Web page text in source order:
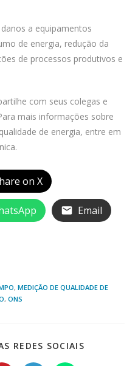
a equipamentos
de energia, redução da
de processos produtivos e
com seus colegas e
mais informações sobre
de energia, entre em
on X
Email
, MEDIÇÃO DE QUALIDADE DE
, ONS
REDES SOCIAIS